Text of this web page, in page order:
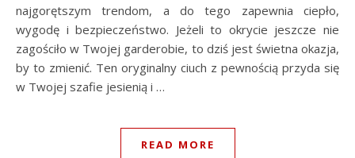
najgorętszym trendom, a do tego zapewnia ciepło,
wygodę i bezpieczeństwo. Jeżeli to okrycie jeszcze nie
zagościło w Twojej garderobie, to dziś jest świetna okazja,
by to zmienić. Ten oryginalny ciuch z pewnością przyda się
w Twojej szafie jesienią i …
READ MORE